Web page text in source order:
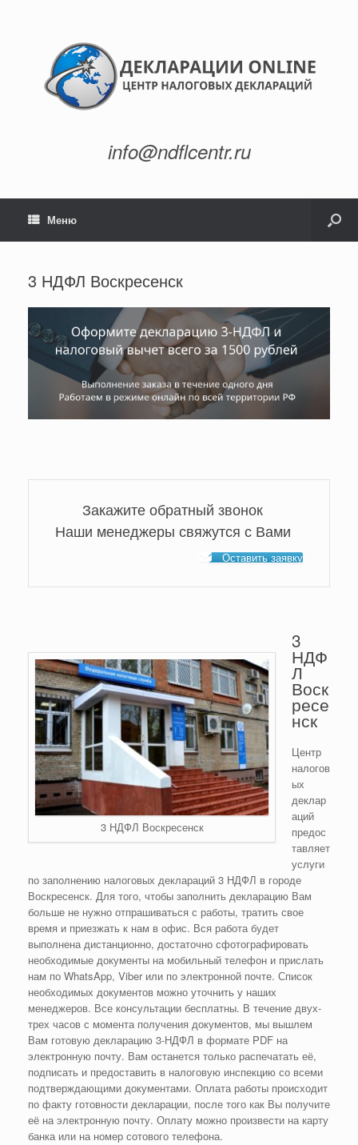
info@ndflcentr.ru
Меню
3 НДФЛ Воскресенск
Закажите обратный звонок
Наши менеджеры свяжутся с Вами
Оставить заявку
3 НДФЛ Воскресенск
3
НДФ
Л
Воск
ресе
нск
Центр
налогов
ых
деклар
аций
предос
тавляет
услуги
по заполнению налоговых деклараций 3 НДФЛ в городе
Воскресенск. Для того, чтобы заполнить декларацию Вам
больше не нужно отпрашиваться с работы, тратить свое
время и приезжать к нам в офис. Вся работа будет
выполнена дистанционно, достаточно сфотографировать
необходимые документы на мобильный телефон и прислать
нам по WhatsApp, Viber или по электронной почте. Список
необходимых документов можно уточнить у наших
менеджеров. Все консультации бесплатны. В течение двух-
трех часов с момента получения документов, мы вышлем
Вам готовую декларацию 3-НДФЛ в формате PDF на
электронную почту. Вам останется только распечатать её,
подписать и предоставить в налоговую инспекцию со всеми
подтверждающими документами. Оплата работы происходит
по факту готовности декларации, после того как Вы получите
её на электронную почту. Оплату можно произвести на карту
банка или на номер сотового телефона.